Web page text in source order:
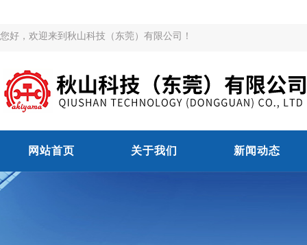
您好，欢迎来到秋山科技（东莞）有限公司！
网站首页 关于我们 新闻动态